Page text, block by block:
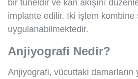
bir tüneldir ve kan akışını
implante edilir. İki işlem kombine
uygulanabilmektedir.
Anjiyografi Nedir?
Anjiyografi, vücuttaki damarların